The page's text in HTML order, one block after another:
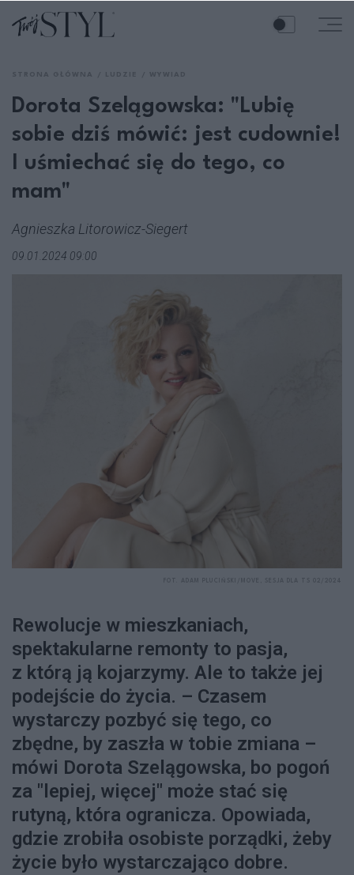
Dorota Szelągowska: "Lubię
sobie dziś mówić: jest cudownie!
I uśmiechać się do tego, co
mam"
Agnieszka Litorowicz-Siegert
09.01.2024 09:00
Rewolucje w mieszkaniach,
spektakularne remonty to pasja,
z którą ją kojarzymy. Ale to także jej
podejście do życia. – Czasem
wystarczy pozbyć się tego, co
zbędne, by zaszła w tobie zmiana –
mówi Dorota Szelągowska, bo pogoń
za "lepiej, więcej" może stać się
rutyną, która ogranicza. Opowiada,
gdzie zrobiła osobiste porządki, żeby
życie było wystarczająco dobre.